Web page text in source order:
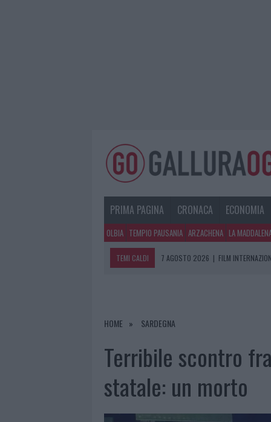
PRIMA PAGINA CRONACA ECONOMIA
OLBIA TEMPIO PAUSANIA ARZACHENA LA
TEMI CALDI 7 AGOSTO 2026 | FILM
7 AGOSTO 2026
HOME SARDEGNA
Terribile scontro
statale: un morto